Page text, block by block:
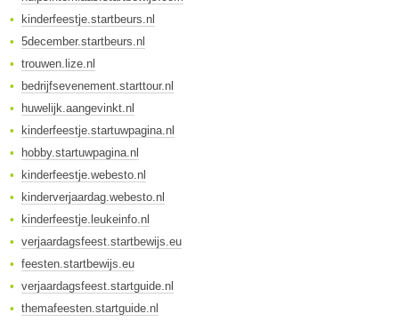
kinderfeestje.startbeurs.nl
5december.startbeurs.nl
trouwen.lize.nl
bedrijfsevenement.starttour.nl
huwelijk.aangevinkt.nl
kinderfeestje.startuwpagina.nl
hobby.startuwpagina.nl
kinderfeestje.webesto.nl
kinderverjaardag.webesto.nl
kinderfeestje.leukeinfo.nl
verjaardagsfeest.startbewijs.eu
feesten.startbewijs.eu
verjaardagsfeest.startguide.nl
themafeesten.startguide.nl